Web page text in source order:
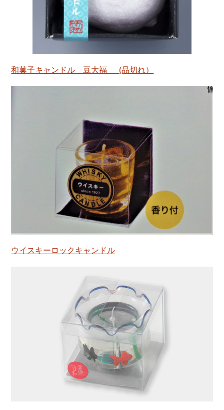
和菓子キャンドル 豆大福 (品切れ）
ウイスキーロックキャンドル